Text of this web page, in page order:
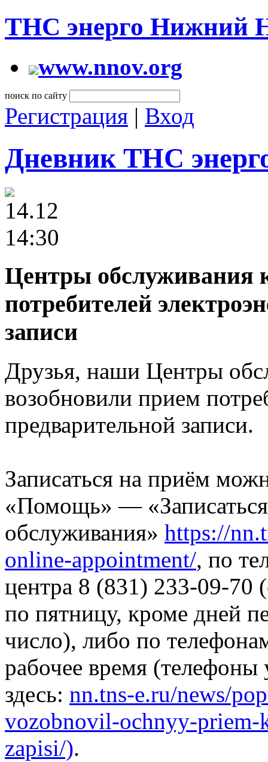
ТНС энерго Нижний
www.nnov.org
поиск по сайту
Регистрация | Вход
Дневник ТНС
14.12
14:30
Центры обслуживания
потребителей
записи
Друзья, наши Центры
возобновили прием
предварительной записи.
Записаться на приём
«Помощь» —
обслуживания» https://
online-appointment/, по
центра 8 (831) 233-09-70
по пятницу, кроме дней
число), либо по
рабочее время
здесь: nn.tns-e.ru/news/
vozobnovil-ochnyy-
zapisi/).